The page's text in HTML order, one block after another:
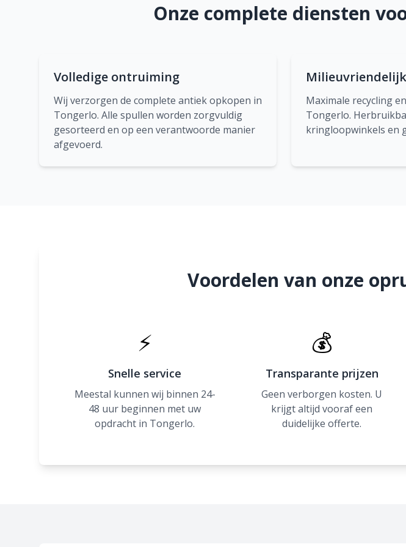
Onze complete diensten
Volledige ontruiming
Wij verzorgen de complete antiek opkopen in
Tongerlo. Alle spullen worden zorgvuldig
gesorteerd en op een verantwoorde manier
afgevoerd.
Maximale recycling
Tongerlo.
kringloopwinkels en
Voordelen van onze
⚡
Snelle service
Meestal kunnen wij binnen 24-
48 uur beginnen met uw
opdracht in Tongerlo.
💰
Transparante prijzen
Geen verborgen kosten. U
krijgt altijd vooraf een
duidelijke offerte.